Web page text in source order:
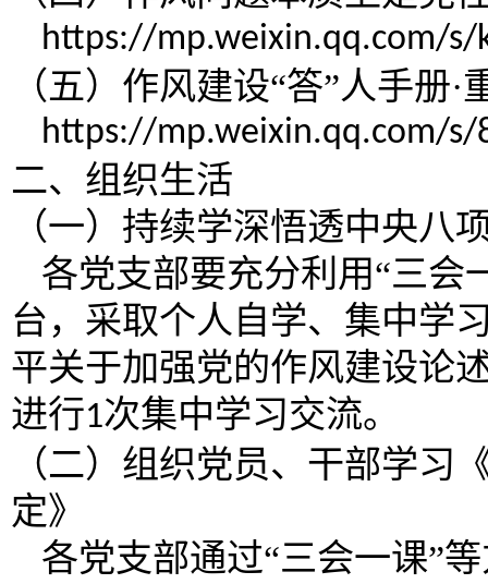
https://mp.weixin.qq.com/s/
（五）作风建设“答”人手册·
https://mp.weixin.qq.com/s/
二、组织生活
（一）持续学深悟透中央八
各党支部要充分利用“三会
台，采取个人自学、集中学
平关于加强党的作风建设论
进行1次集中学习交流。
（二）组织党员、干部学习
定》
各党支部通过“三会一课”